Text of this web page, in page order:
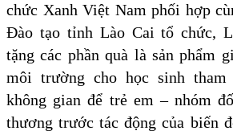
chức Xanh Việt Nam phối hợp
Đào tạo tỉnh Lào Cai tổ chức,
tặng các phần quà là sản phẩm
môi trường cho học sinh
không gian để trẻ em – nhóm
thương trước tác động của biến